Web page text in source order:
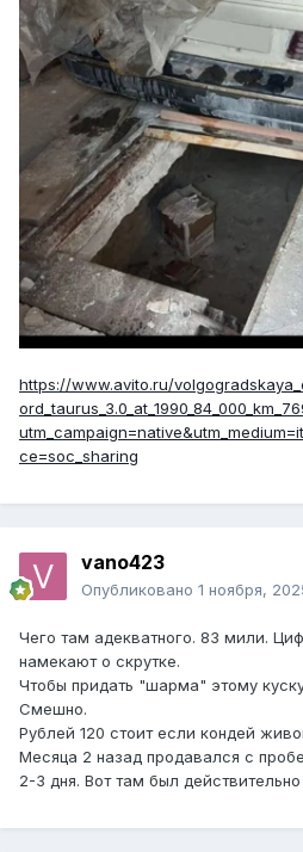
https://www.avito.ru/
ce=soc_sharing
vano423
Опубликовано 1 ноября,
Чего там адекватного. 83 мили.
намекают о скрутке.
Чтобы придать "шарма" этому
Смешно.
Рублей 120 стоит если кондей
Месяца 2 назад продавался с
2-3 дня. Вот там был